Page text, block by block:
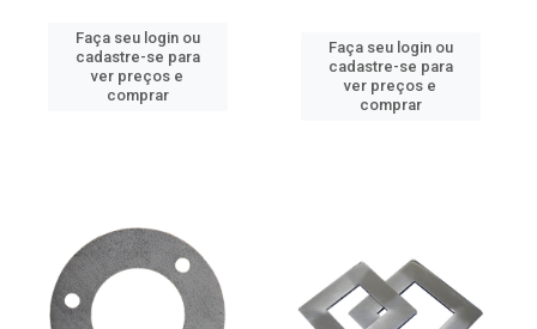
Faça seu login ou
cadastre-se para
ver preços e
comprar
Faça seu login ou
cadastre-se para
ver preços e
comprar